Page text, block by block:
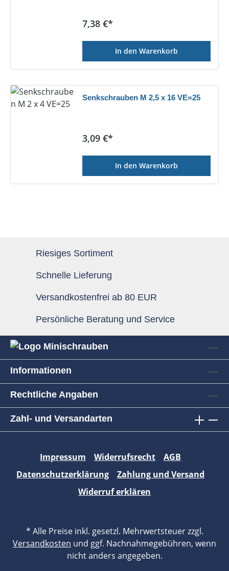
Regulärer Preis:
7,38 €*
In den Warenkorb
Senkschrauben M 2,5 x 16 VE=25
Regulärer Preis:
3,09 €*
In den Warenkorb
Riesiges Sortiment
Schnelle Lieferung
Versandkostenfrei ab 80 EUR
Persönliche Beratung und Service
Informationen
Rechtliche Angaben
Zahl- und Versandarten
Impressum Widerrufsrecht
AGB
Datenschutzerklärung
Zahlung und Versand
Widerruf erklären
* Alle Preise inkl. gesetzl. Mehrwertsteuer zzgl.
Versandkosten und ggf. Nachnahmegebühren, wenn
nicht anders angegeben.